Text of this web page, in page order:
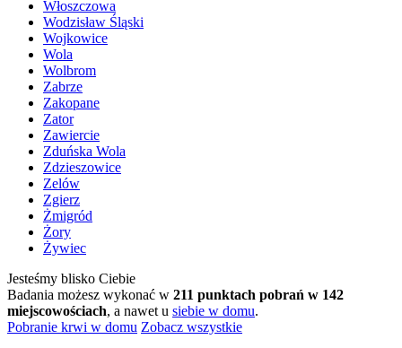
Włoszczowa
Wodzisław Śląski
Wojkowice
Wola
Wolbrom
Zabrze
Zakopane
Zator
Zawiercie
Zduńska Wola
Zdzieszowice
Zelów
Zgierz
Żmigród
Żory
Żywiec
Jesteśmy blisko Ciebie
Badania możesz wykonać w 211 punktach pobrań w 142
miejscowościach, a nawet u siebie w domu.
Pobranie krwi w domu Zobacz wszystkie